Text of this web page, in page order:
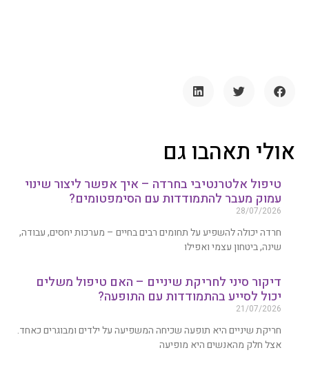
אולי תאהבו גם
טיפול אלטרנטיבי בחרדה – איך אפשר ליצור שינוי
עמוק מעבר להתמודדות עם הסימפטומים?
28/07/2026
חרדה יכולה להשפיע על תחומים רבים בחיים – מערכות יחסים, עבודה,
שינה, ביטחון עצמי ואפילו
דיקור סיני לחריקת שיניים – האם טיפול משלים
יכול לסייע בהתמודדות עם התופעה?
21/07/2026
חריקת שיניים היא תופעה שכיחה המשפיעה על ילדים ומבוגרים כאחד.
אצל חלק מהאנשים היא מופיעה